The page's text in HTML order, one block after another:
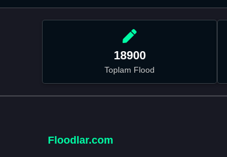
18900
Toplam Flood
Floodlar.com